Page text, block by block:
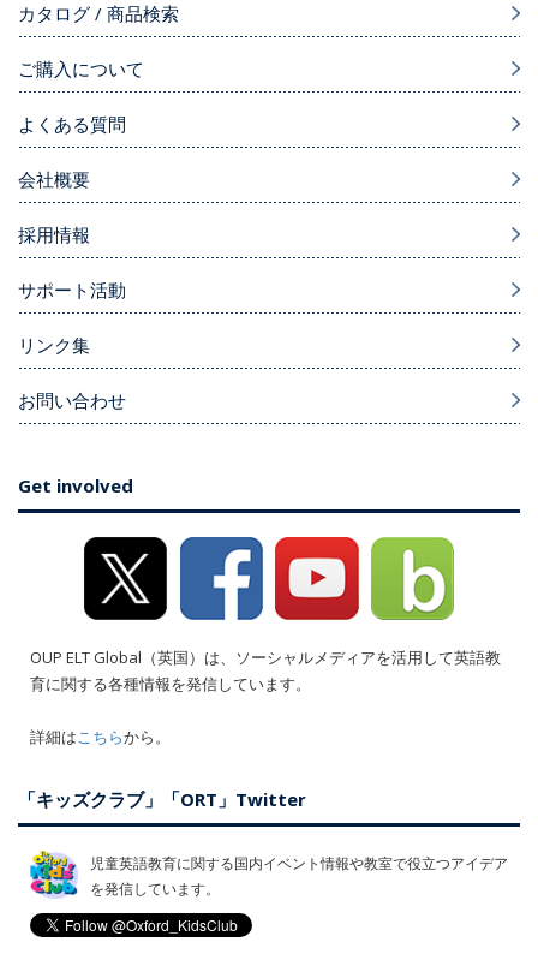
カタログ / 商品検索
ご購入について
よくある質問
会社概要
採用情報
サポート活動
リンク集
お問い合わせ
Get involved
OUP ELT Global（英国）は、ソーシャルメディアを活用して英語教
育に関する各種情報を発信しています。
詳細はこちらから。
「キッズクラブ」「ORT」Twitter
児童英語教育に関する国内イベント情報や教室で役立つアイデア
を発信しています。